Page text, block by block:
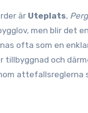
är Uteplats,
men blir det
ofta som en
tillbyggnad och